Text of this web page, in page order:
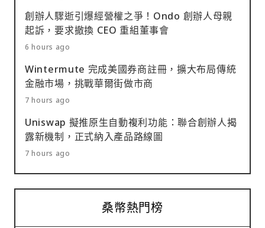
創辦人驟逝引爆經營權之爭！Ondo 創辦人母親
起訴，要求撤換 CEO 重組董事會
6 hours ago
Wintermute 完成美國券商註冊，擴大布局傳統
金融市場，挑戰華爾街做市商
7 hours ago
Uniswap 擬推原生自動複利功能：聯合創辦人揭
露新機制，正式納入產品路線圖
7 hours ago
桑幣熱門榜